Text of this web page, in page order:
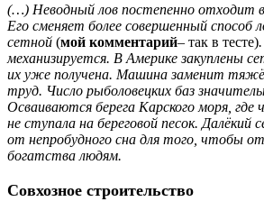
(…) Неводный лов постепенно отходит
Его сменяет более совершенный способ
сетной (мой комментарий– так в тесте)
механизируется. В Америке закуплены
их уже получена. Машина заменит
труд. Число рыболовецких баз
Осваиваются берега Карского моря, где
не ступала на береговой песок. Далёкий
от непробудного сна для того, чтобы
богатства людям.
Совхозное строительство